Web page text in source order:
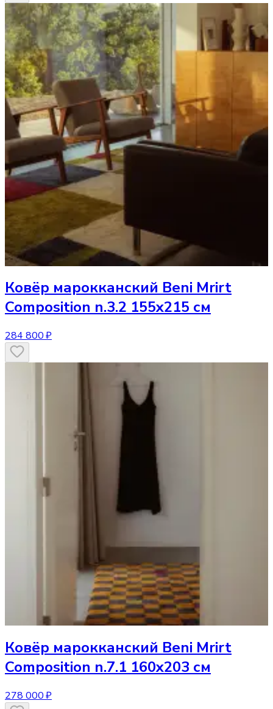
Ковёр марокканский Beni Mrirt
Composition n.3.2 155x215 см
284 800 ₽
Ковёр марокканский Beni Mrirt
Composition n.7.1 160x203 см
278 000 ₽